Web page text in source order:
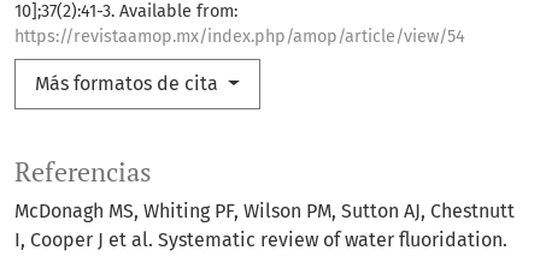
10];37(2):41-3. Available from:
https://revistaamop.mx/index.php/amop/article/view/54
Más formatos de cita
Referencias
McDonagh MS, Whiting PF, Wilson PM, Sutton AJ, Chestnutt
I, Cooper J et al. Systematic review of water fluoridation.